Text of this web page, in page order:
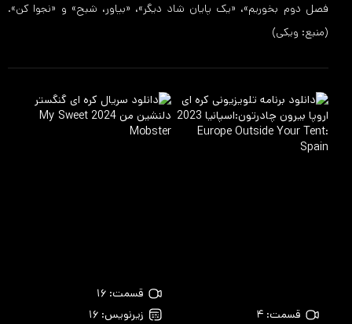
فصل دوم بخوریم»، «یک پایان شاد دیگر»، «بیاور، شبح» و «نجوا کن».
(منبع: ویکی)
قسمت: ۴
قسمت: ۱۶
زیرنویس: ۱۶